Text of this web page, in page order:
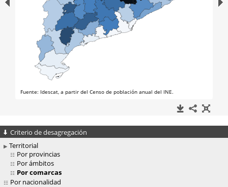
Criterio de desagregación
Territorial
Por provincias
Por ámbitos
Por comarcas
Por nacionalidad